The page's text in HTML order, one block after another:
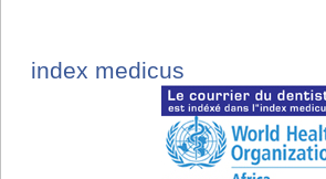
index medicus